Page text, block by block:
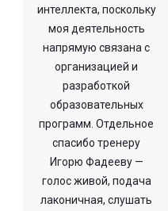
интеллекта, поскольку
моя деятельность
напрямую связана с
организацией и
разработкой
образовательных
программ. Отдельное
спасибо тренеру
Игорю Фадееву —
голос живой, подача
лаконичная, слушать